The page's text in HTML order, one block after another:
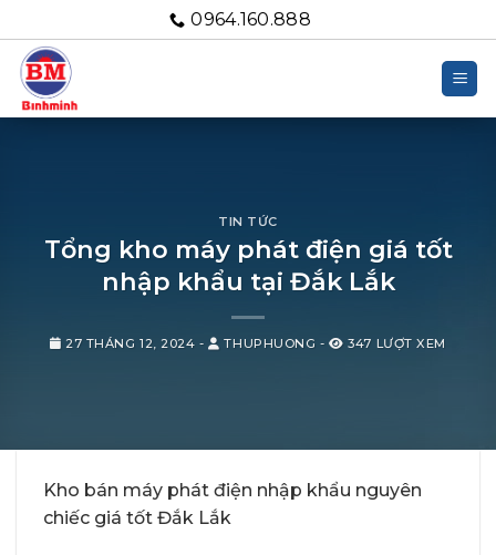
qua
nội
dung
0964.160.888
TIN TỨC
Tổng kho máy phát điện giá tốt
nhập khẩu tại Đắk Lắk
27 THÁNG 12, 2024 - THUPHUONG - 347 LƯỢT XEM
Kho bán máy phát điện nhập khẩu nguyên
chiếc giá tốt Đắk Lắk